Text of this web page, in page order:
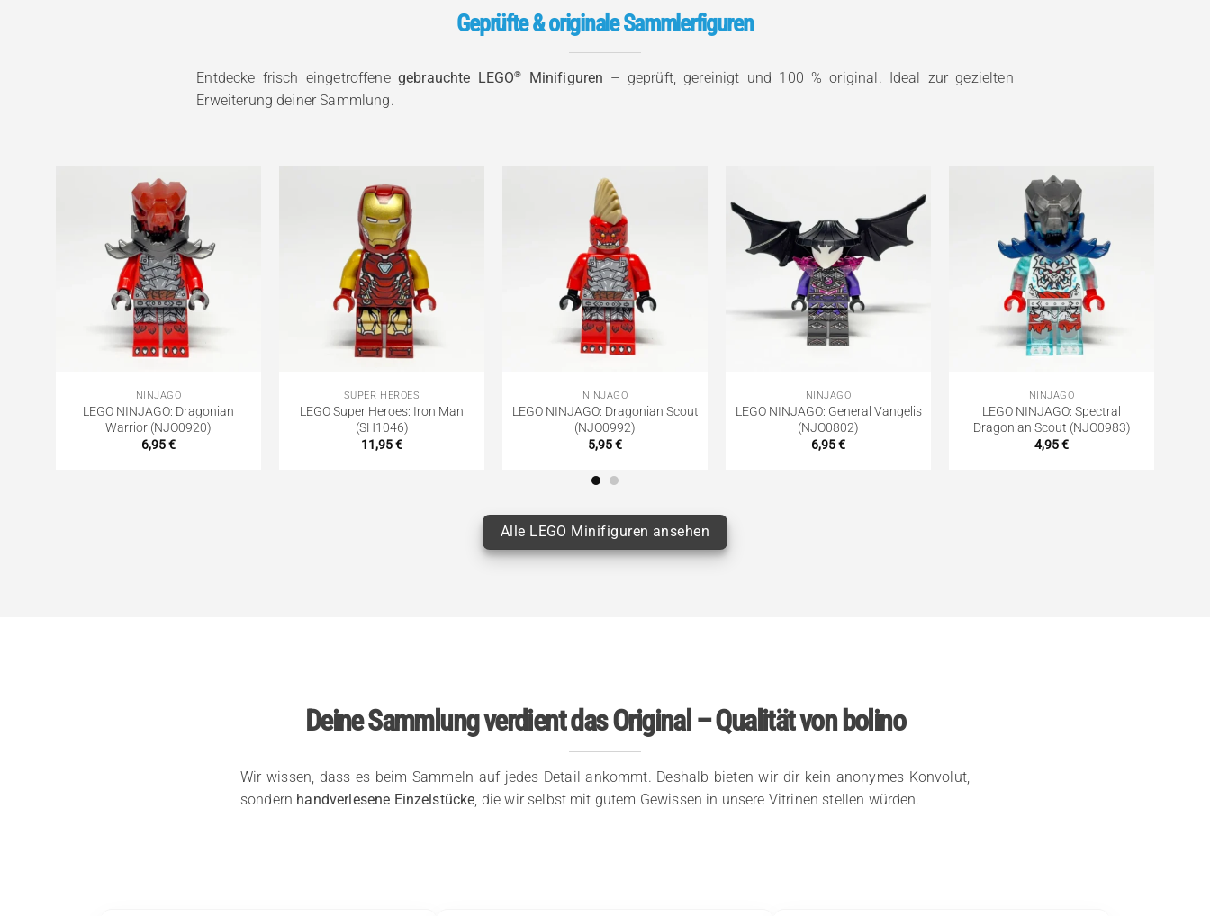
Geprüfte & originale Sammlerfiguren
Entdecke frisch eingetroffene gebrauchte LEGO® Minifiguren – geprüft, gereinigt und 100 % original. Ideal zur gezielten
Erweiterung deiner Sammlung.
NINJAGO
LEGO NINJAGO: Dragonian
Warrior (NJO0920)
6,95€
SUPER HEROES
LEGO Super Heroes: Iron Man
(SH1046)
11,95€
NINJAGO
LEGO NINJAGO: Dragonian Scout
(NJO0992)
5,95€
NINJAGO
LEGO NINJAGO: General Vangelis
(NJO0802)
6,95€
NINJAGO
LEGO NINJAGO: Spectral
Dragonian Scout (NJO0983)
4,95€
Alle LEGO Minifiguren ansehen
Deine Sammlung verdient das Original – Qualität von bolino
Wir wissen, dass es beim Sammeln auf jedes Detail ankommt. Deshalb bieten wir dir kein anonymes Konvolut,
sondern handverlesene Einzelstücke, die wir selbst mit gutem Gewissen in unsere Vitrinen stellen würden.